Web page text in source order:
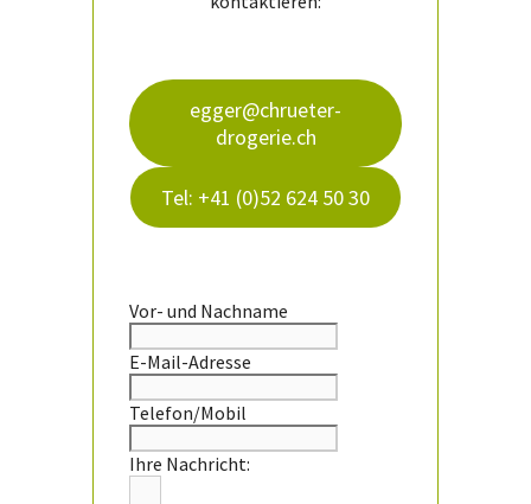
egger@chrueter-
drogerie.ch
Tel: +41 (0)52 624 50 30
Vor- und Nachname
E-Mail-Adresse
Telefon/Mobil
Ihre Nachricht: